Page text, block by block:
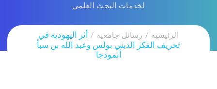
لخدمات البحث العلمي
الرئيسية رسائل جامعية
أثر اليهودية في
تحريف الفكر الديني بولس وعبد الله بن سبأ
أنموذجا